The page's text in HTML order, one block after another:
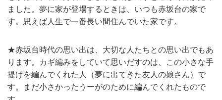
ました。夢に家が登場するときは、いつも赤坂台の家で
す。思えば人生で一番長い間住んでいた家です。
★赤坂台時代の思い出は、大切な人たちとの思い出でもあ
ります。カギ編みをしていて思いだすのは、この小さな手
提げを編んでくれた人（夢に出てきた友人の娘さん）で
す。まだ小さかったうーがのために編んでくれたもので